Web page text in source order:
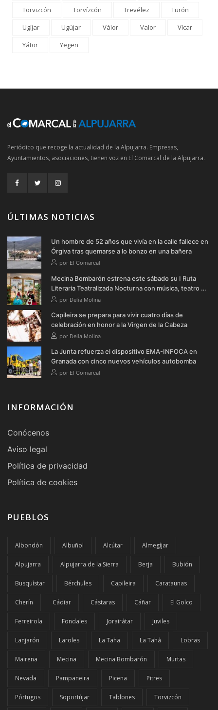
Torvizcón
Torvízcón Trevélez
Turón
Ugíjar
Ugújar Válor Valor
Vícar
Yátor
Yegen
Periódico que recoge la actualidad de la Alpujarra. Empresas,
Ayuntamientos, asociaciones, tienen voz en El Comarcal de la Alpujarra.
ÚLTIMAS NOTICIAS
Un hombre de 52 años que vivía en la calle fallece en
Órgiva tras quemarse a lo bonzo en una bañera
por El Comarcal
Mecina Bombarón estrena este sábado su I Ruta
Literaria Teatralizada Nocturna con música, teatro y
verbena
por Delia Molina
Capileira se prepara para vivir cuatro días de
celebración en honor a la Virgen de la Cabeza
por Delia Molina
La Junta refuerza el dispositivo EMA-INFOCA en
Granada con cinco nuevos vehículos autobomba
por El Comarcal
INFORMACIÓN
Conócenos
Aviso legal
Política de privacidad
Política de cookies
PUEBLOS
Albondón Albuñol Alcútar Almegíjar
Alpujarra Alpujarra de la Sierra Berja Bubión
Busquístar Bérchules Capileira Carataunas
Cherín Cádiar Cástaras Cáñar El Golco
Ferreirola Fondales Jorairátar Juviles
Lanjarón Laroles La Taha La Tahá Lobras
Mairena Mecina Mecina Bombarón Murtas
Nevada Pampaneira Picena Pitres
Pórtugos Soportújar Tablones Torvizcón